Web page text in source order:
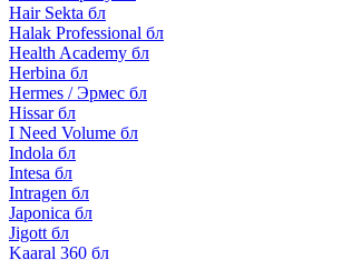
Hair Sekta бл
Halak Professional бл
Health Academy бл
Herbina бл
Hermes / Эрмес бл
Hissar бл
I Need Volume бл
Indola бл
Intesa бл
Intragen бл
Japonica бл
Jigott бл
Kaaral 360 бл